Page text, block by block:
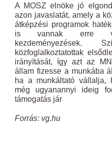
A MOSZ elnöke jó
azon javaslatát, amely a
átképzési programok
is vannak erre
kezdeményezések.
közfoglalkoztatottak
irányítását, így azt az
állam fizesse a munkába
ha a munkáltató vállalja,
még ugyanannyi ideig
támogatás jár
Forrás: vg.hu